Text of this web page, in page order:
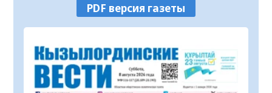
Министерство просвещения определило
сроки обучения и каникул на 2026-2027
учебный год
08.08.2026
Прогноз погоды на 8 августа
08.08.2026 67
PDF версия газеты